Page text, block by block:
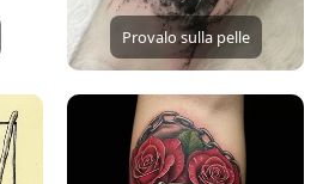
Provalo sulla pelle